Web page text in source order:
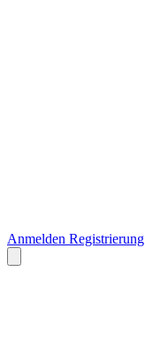
Anmelden Registrierung